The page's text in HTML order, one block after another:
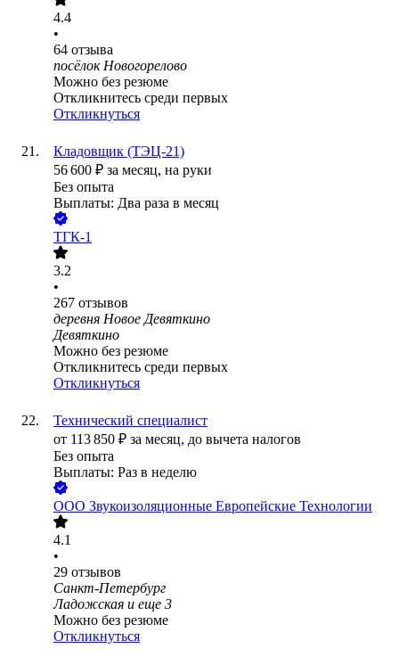
4.4
•
64 отзыва
посёлок Новогорелово
Можно без резюме
Откликнитесь среди первых
Откликнуться
Кладовщик (ТЭЦ-21)
56 600 ₽ за месяц, на руки
Без опыта
Выплаты: Два раза в месяц
ТГК-1
3.2
•
267 отзывов
деревня Новое Девяткино
Девяткино
Можно без резюме
Откликнитесь среди первых
Откликнуться
Технический специалист
от 113 850 ₽ за месяц, до вычета налогов
Без опыта
Выплаты: Раз в неделю
ООО Звукоизоляционные Европейские Технологии
4.1
•
29 отзывов
Санкт-Петербург
Ладожская и еще 3
Можно без резюме
Откликнуться